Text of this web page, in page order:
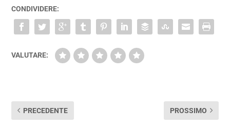
CONDIVIDERE:
VALUTARE:
PRECEDENTE PROSSIMO